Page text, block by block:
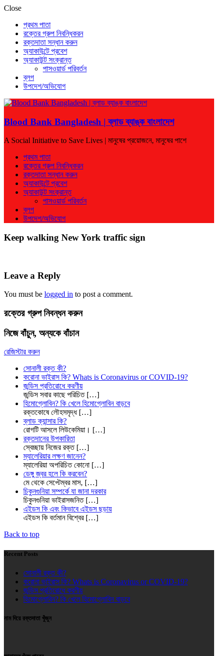
Close
প্রথম পাতা
রক্তের গ্রুপ নিবন্ধিকরন
রক্তদাতা সন্ধান করুন
অ্যাকাউন্টে প্রবেশ
অ্যাকাউন্ট সংক্রান্ত
পাসওয়ার্ড পরিবর্তন
ব্লগ
উপদেশ/অভিযোগ
Blood Bank Bangladesh | ব্লাড ব্যাঙ্ক বাংলাদেশ
A Social Initiative to Save Lives | মানুষের প্রয়োজনে, মানুষের পাশে
প্রথম পাতা
রক্তের গ্রুপ নিবন্ধিকরন
রক্তদাতা সন্ধান করুন
অ্যাকাউন্টে প্রবেশ
অ্যাকাউন্ট সংক্রান্ত
পাসওয়ার্ড পরিবর্তন
ব্লগ
উপদেশ/অভিযোগ
Keep walking New York traffic sign
Leave a Reply
You must be logged in to post a comment.
রক্তের গ্রুপ নিবন্ধন করুন
নিজে বাঁচুন, অন্যকে বাঁচান
রেজিস্টার করুন
সোনালী রক্ত কী?
করোনা ভাইরাস কি? Whats is Coronavirus or COVID-19?
জন্ডিস প্রতিরোধে করণীয়
জন্ডিস সবার কাছে পরিচিত […]
হিমোগ্লোবিন? কি খেলে হিমোগ্লোবিন বাড়বে
রক্তকোষে লৌহসমৃদ্ধ […]
ব্লাড ক্যান্সার কি?
রোগটি আসলে লিউকেমিয়া। […]
রক্তদানের উপকারিতা
স্বেচ্ছায় নিজের রক্ত […]
ম্যালেরিয়ার লক্ষণ জানেন?
ম্যালেরিয়া অপরিচিত কোনো […]
ডেঙ্গু জ্বর হলে কি করবেন?
মে থেকে সেপ্টেম্বর মাস, […]
চিকুনগুনিয়া সম্পর্কে যা জানা দরকার
চিকুনগুনিয়া ভাইরাসজনিত […]
এইডস কি এবং কিভাবে এইডস ছড়ায়
এইডস কি বর্তমান বিশ্বের […]
Back to top
Recent Posts
সোনালী রক্ত কী?
করোনা ভাইরাস কি? Whats is Coronavirus or COVID-19?
জন্ডিস প্রতিরোধে করণীয়
হিমোগ্লোবিন? কি খেলে হিমোগ্লোবিন বাড়বে
নাম দিয়ে রক্তদাতা খুঁজুন